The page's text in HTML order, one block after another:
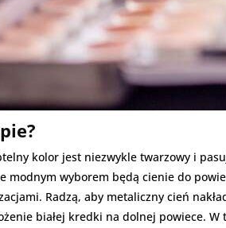
kolor jest niezwykle twarzowy i
modnym wyborem będą cienie do
Radzą, aby metaliczny cień
białej kredki na dolnej powiece.